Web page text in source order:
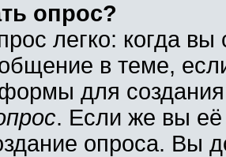
опрос?
легко: когда
в теме,
для
. Если же вы её
опроса. Вы